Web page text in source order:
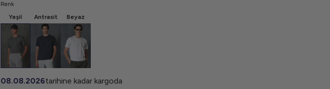
Renk
Yeşil
Antrasit Beyaz
08.08.2026tarihine kadar kargoda